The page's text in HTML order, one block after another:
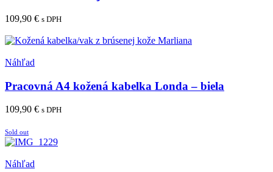
109,90 € s DPH
Náhľad
Pracovná A4 kožená kabelka Londa – biela
109,90 € s DPH
Sold out
Náhľad